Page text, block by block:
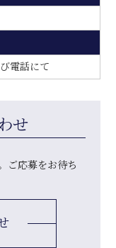
電話にて
せ
ご応募をお待ち